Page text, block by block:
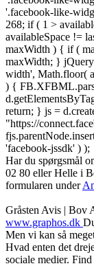
'.facebook-like-
268; if ( 1 >
availableSpace !=
maxWidth ) { if (
maxWidth; }
width', Math.floor(
) {
return; } js =
"https://
'facebook-jssdk' ) );
Har du spørgsmål
02 80 ‬eller Helle i
formularen under
Gråsten Avis | Bov
www.graphos.dk
Men vi kan så
Hvad enten det
sociale medier.